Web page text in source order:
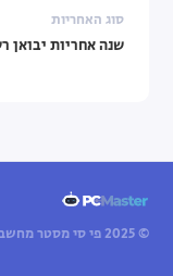
סוג האחריות
שנה אחריות יבואן
© 2025 פי סי מסטר מחשבים וסלולר. כל הזכויות שמורות.